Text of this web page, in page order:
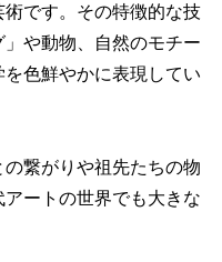
です。その特徴的な技
や動物、自然のモチー
色鮮やかに表現してい
繋がりや祖先たちの物
ートの世界でも大きな